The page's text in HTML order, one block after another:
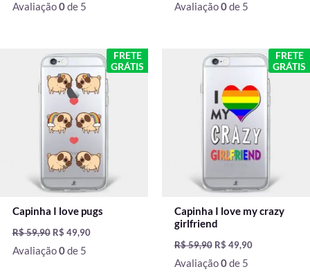
Avaliação0de 5 Avaliação0de 5
FRETE
GRÁTIS
Capinha I love pugs
R$59,90
O
preço
original
era:
R$ 59,90.
R$ 49,90
O
preço
atual
é:
Avaliação0de 5
FRETE
GRÁTIS
Capinha I love my crazy
girlfriend
R$59,90
O
preço
era:
R$ 59,90.
R$ 49,90
O
preço
atual
é:
R$ 49,90.
Avaliação0de 5